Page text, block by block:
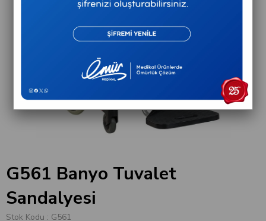
G561 Banyo Tuvalet
Sandalyesi
Stok Kodu
G561